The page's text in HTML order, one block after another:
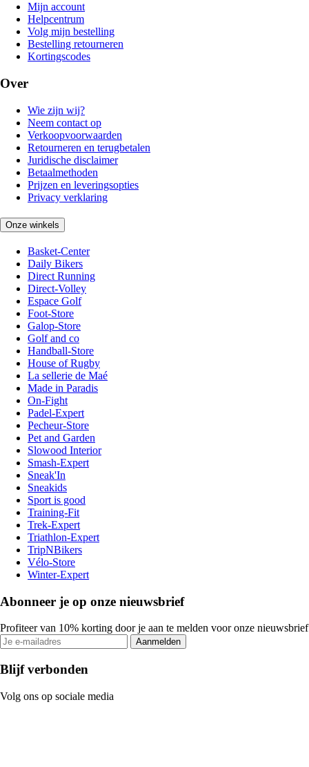
Mijn account
Helpcentrum
Volg mijn bestelling
Bestelling retourneren
Kortingscodes
Over
Wie zijn wij?
Neem contact op
Verkoopvoorwaarden
Retourneren en terugbetalen
Juridische disclaimer
Betaalmethoden
Prijzen en leveringsopties
Privacy verklaring
Onze winkels
Basket-Center
Daily Bikers
Direct Running
Direct-Volley
Espace Golf
Foot-Store
Galop-Store
Golf and co
Handball-Store
House of Rugby
La sellerie de Maé
Made in Paradis
On-Fight
Padel-Expert
Pecheur-Store
Pet and Garden
Slowood Interior
Smash-Expert
Sneak'In
Sneakids
Sport is good
Training-Fit
Trek-Expert
Triathlon-Expert
TripNBikers
Vélo-Store
Winter-Expert
Abonneer je op onze nieuwsbrief
Profiteer van 10% korting door je aan te melden voor onze nieuwsbrief
Aanmelden
Blijf verbonden
Volg ons op sociale media